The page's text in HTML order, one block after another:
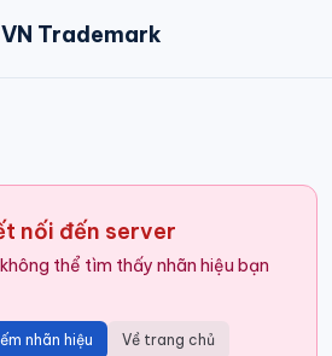
VN Trademark
nối đến server
thể tìm thấy nhãn hiệu bạn
nhãn hiệu Về trang chủ